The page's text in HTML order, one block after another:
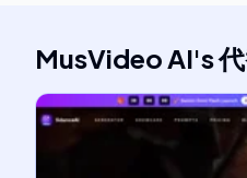
MusVideo AI's